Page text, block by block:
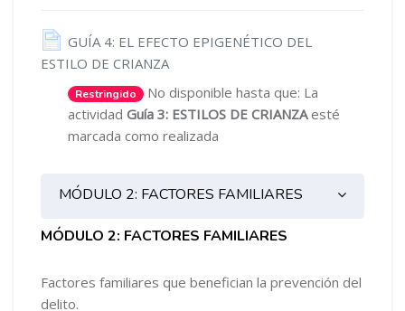
GUÍA 4: EL EFECTO EPIGENÉTICO DEL
ESTILO DE CRIANZAPágina
Restringido
No disponible hasta que: La
actividad Guía 3: ESTILOS DE CRIANZAesté
marcada como realizada
MÓDULO 2: FACTORES FAMILIARES
MÓDULO 2: FACTORES FAMILIARES
Factores familiares que benefician la prevención del
delito.